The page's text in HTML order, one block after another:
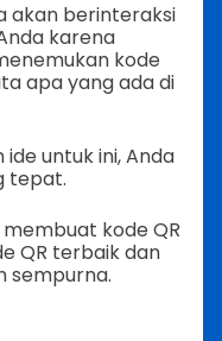
akan berinteraksi
karena
kode
apa yang ada di
untuk ini, Anda
tepat.
kode QR
QR terbaik dan
sempurna.